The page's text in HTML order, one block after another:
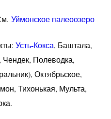
Уймонское палеоозеро
Усть-Кокса, Баштала,
Чендек, Полеводка,
Октябрьское,
Тихонькая, Мульта,